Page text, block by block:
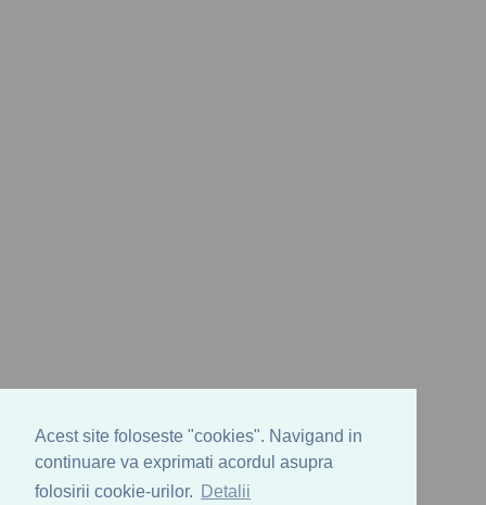
Acest site foloseste "cookies". Navigand in
continuare va exprimati acordul asupra
folosirii cookie-urilor.
Detalii